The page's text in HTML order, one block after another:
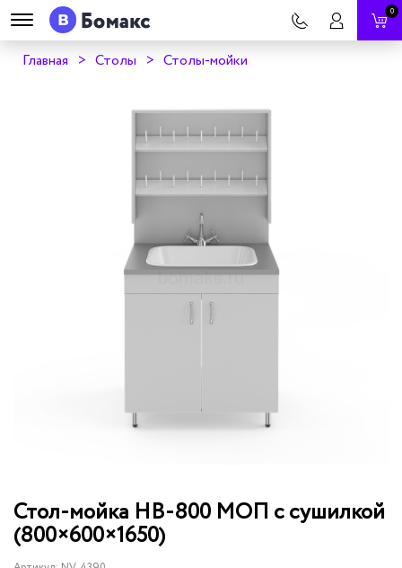
0
Главная Столы Столы-мойки
Стол-мойка НВ-800 МОП с сушилкой
(800×600×1650)